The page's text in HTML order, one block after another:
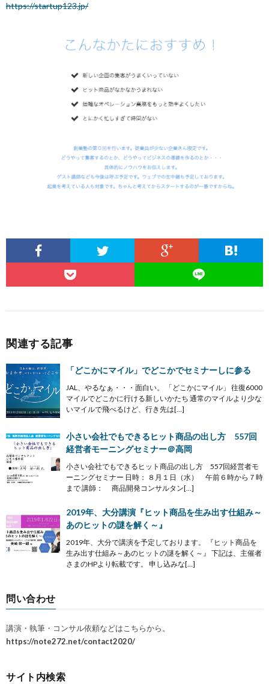
https://startup123.jp/
関連する記事
「どこかにマイル」でどこかでセミナーしに参る
JAL、やるなぁ・・・面白い。 「どこかにマイル」 往復6000
マイルでどこかに行ける新しいかたち 通常のマイルより少な
いマイルで飛べるけど、行き先は[…]
小さい会社でもできるヒット商品の出し方 557回
経営者モーニングセミナー＠高岡
小さい会社でもできるヒット商品の出し方 557回経営者モ
ーニングセミナー 日時： ８月１日（水） 午前６時から７時
まで 講師： 商品開発コンサルタン[…]
2019年、大分講演『ヒット商品を生み出す仕組み～
あのヒットの謎を解く～』
2019年、大分で講演を予定しております。 『ヒット商品を
生み出す仕組み～あのヒットの謎を解く～』 下記は、主催者
さまのHPより転載です。 申し込みな[…]
問い合わせ
講演・執筆・コンサル依頼などはこちらから。
https://note272.net/contact2020/
サイト内検索